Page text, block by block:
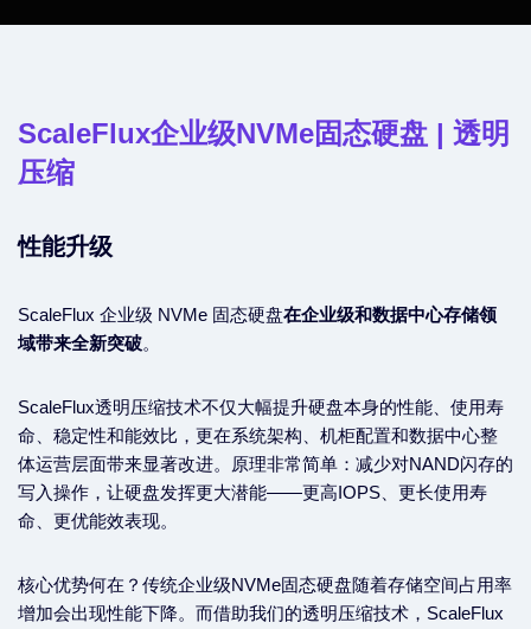
ScaleFlux企业级NVMe固态硬盘 | 透明
压缩
性能升级
ScaleFlux 企业级 NVMe 固态硬盘在企业级和数据中心存储领
域带来全新突破。
ScaleFlux透明压缩技术不仅大幅提升硬盘本身的性能、使用寿
命、稳定性和能效比，更在系统架构、机柜配置和数据中心整
体运营层面带来显著改进。原理非常简单：减少对NAND闪存的
写入操作，让硬盘发挥更大潜能——更高IOPS、更长使用寿
命、更优能效表现。
核心优势何在？传统企业级NVMe固态硬盘随着存储空间占用率
增加会出现性能下降。而借助我们的透明压缩技术，ScaleFlux